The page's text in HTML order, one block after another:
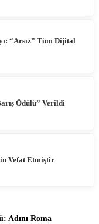
“Arsız” Tüm Dijital
Ödülü” Verildi
Vefat Etmiştir
Adını Roma